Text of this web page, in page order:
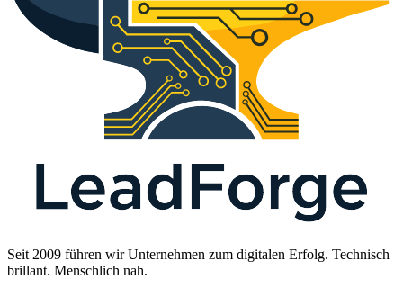
Seit 2009 führen wir Unternehmen zum digitalen Erfolg. Technisch
brillant. Menschlich nah.